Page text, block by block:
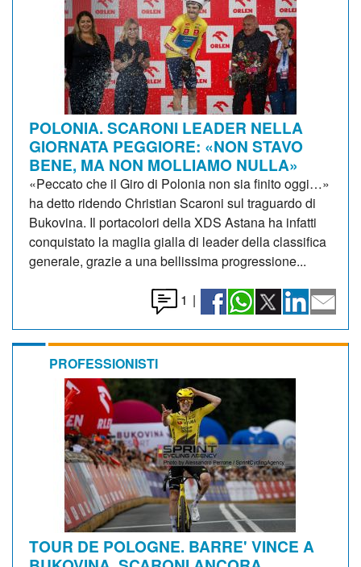
POLONIA. SCARONI LEADER NELLA
GIORNATA PEGGIORE: «NON STAVO
BENE, MA NON MOLLIAMO NULLA»
«Peccato che il Giro di Polonia non sia finito oggi…»
ha detto ridendo Christian Scaroni sul traguardo di
Bukovina. Il portacolori della XDS Astana ha infatti
conquistato la maglia gialla di leader della classifica
generale, grazie a una bellissima progressione...
1 |
PROFESSIONISTI
TOUR DE POLOGNE. BARRE' VINCE A